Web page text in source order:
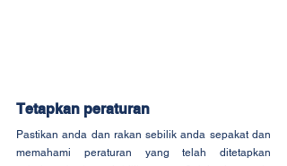
Tetapkan peraturan
Pastikan anda dan rakan sebilik anda sepakat dan
memahami peraturan yang telah ditetapkan